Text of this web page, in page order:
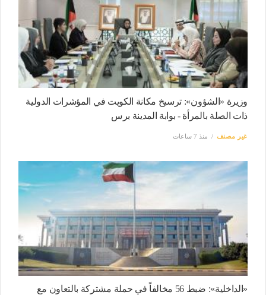
وزيرة «الشؤون»: ترسيخ مكانة الكويت في المؤشرات الدولية
ذات الصلة بالمرأة - بوابة المدينة برس
غير مصنف منذ 7 ساعات
«الداخلية»: ضبط 56 مخالفاً في حملة مشتركة بالتعاون مع